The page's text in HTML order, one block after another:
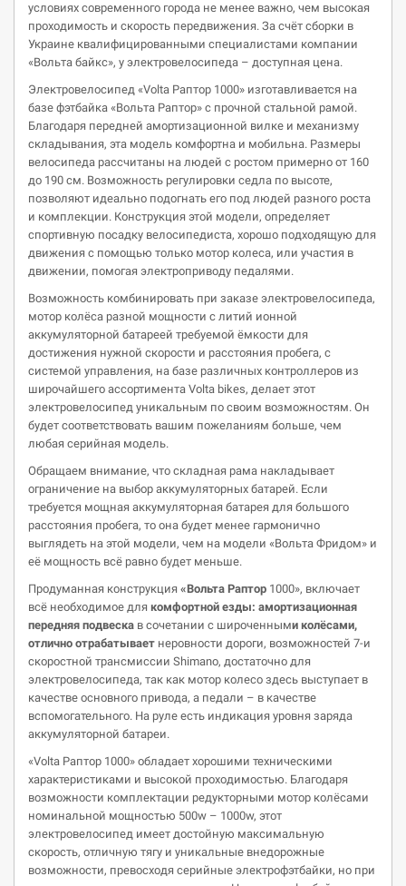
условиях современного города не менее важно, чем высокая
проходимость и скорость передвижения. За счёт сборки в
Украине квалифицированными специалистами компании
«Вольта байкс», у электровелосипеда – доступная цена.
Электровелосипед «Volta Раптор 1000» изготавливается на
базе фэтбайка «Вольта Раптор» с прочной стальной рамой.
Благодаря передней амортизационной вилке и механизму
складывания, эта модель комфортна и мобильна. Размеры
велосипеда рассчитаны на людей с ростом примерно от 160
до 190 см. Возможность регулировки седла по высоте,
позволяют идеально подогнать его под людей разного роста
и комплекции. Конструкция этой модели, определяет
спортивную посадку велосипедиста, хорошо подходящую для
движения с помощью только мотор колеса, или участия в
движении, помогая электроприводу педалями.
Возможность комбинировать при заказе электровелосипеда,
мотор колёса разной мощности с литий ионной
аккумуляторной батареей требуемой ёмкости для
достижения нужной скорости и расстояния пробега, с
системой управления, на базе различных контроллеров из
широчайшего ассортимента Volta bikes, делает этот
электровелосипед уникальным по своим возможностям. Он
будет соответствовать вашим пожеланиям больше, чем
любая серийная модель.
Обращаем внимание, что складная рама накладывает
ограничение на выбор аккумуляторных батарей. Если
требуется мощная аккумуляторная батарея для большого
расстояния пробега, то она будет менее гармонично
выглядеть на этой модели, чем на модели «Вольта Фридом» и
её мощность всё равно будет меньше.
Продуманная конструкция «Вольта Раптор 1000», включает
всё необходимое для комфортной езды: амортизационная
передняя подвеска в сочетании с широченными колёсами,
отлично отрабатывает неровности дороги, возможностей 7-и
скоростной трансмиссии Shimanо, достаточно для
электровелосипеда, так как мотор колесо здесь выступает в
качестве основного привода, а педали – в качестве
вспомогательного. На руле есть индикация уровня заряда
аккумуляторной батареи.
«Volta Раптор 1000» обладает хорошими техническими
характеристиками и высокой проходимостью. Благодаря
возможности комплектации редукторными мотор колёсами
номинальной мощностью 500w – 1000w, этот
электровелосипед имеет достойную максимальную
скорость, отличную тягу и уникальные внедорожные
возможности, превосходя серийные электрофэтбайки, но при